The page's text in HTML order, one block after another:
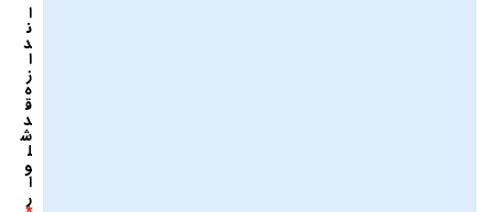
ا
ن
د
ا
ز
ه
ق
د
ش
ل
و
ا
ر